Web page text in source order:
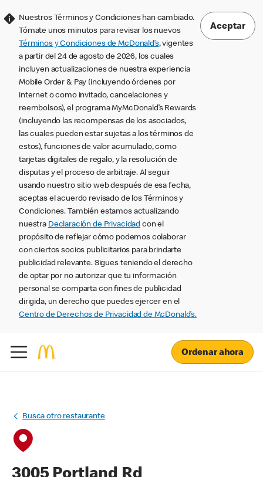
Nuestros Términos y Condiciones han cambiado.
Tómate unos minutos para revisar los nuevos
Términos y Condiciones de McDonald’s, vigentes
a partir del 24 de agosto de 2026, los cuales
incluyen actualizaciones de nuestra experiencia
Mobile Order & Pay (incluyendo órdenes por
internet o como invitado, cancelaciones y
reembolsos), el programa MyMcDonald’s Rewards
(incluyendo las recompensas de los asociados,
las cuales pueden estar sujetas a los términos de
estos), funciones de valor acumulado, como
tarjetas digitales de regalo, y la resolución de
disputas y el proceso de arbitraje. Al seguir
usando nuestro sitio web después de esa fecha,
aceptas el acuerdo revisado de los Términos y
Condiciones. También estamos actualizando
nuestra Declaración de Privacidad con el
propósito de reflejar cómo podemos colaborar
con ciertos socios publicitarios para brindarte
publicidad relevante. Sigues teniendo el derecho
de optar por no autorizar que tu información
personal se comparta con fines de publicidad
dirigida, un derecho que puedes ejercer en el
Centro de Derechos de Privacidad de McDonald’s.
Aceptar
Ordenar ahora
Busca otro restaurante